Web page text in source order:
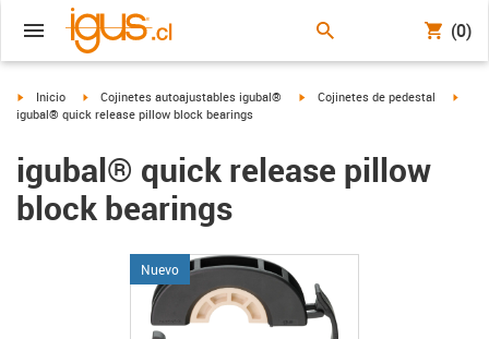
(0)
igus-icon-arrow-right
Inicio igus-icon-arrow-right
Cojinetes autoajustables igubal® igus-icon-arrow-right
Cojinetes de pedestal
igubal® quick release pillow block bearings
igubal® quick release pillow
block bearings
Nuevo